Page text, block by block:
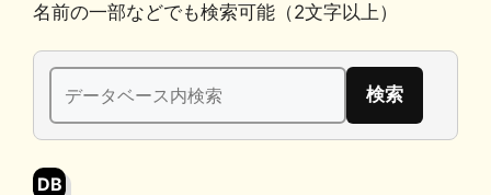
c
e
b
o
e
s
k
y
e
n
a
e
p
y
n
ai
l
名前の一部などでも検索可能（2文字以上）
検
索:
DB